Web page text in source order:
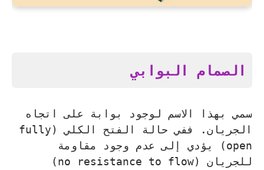
الصمام البوابي
سمي بهذا الاسم لوجود بوابة على اتجاه
الجريان. ففي حالة الفتح الكلي (fully
open) يؤدي إلى عدم وجود مقاومة
للجريان (no resistance to flow)